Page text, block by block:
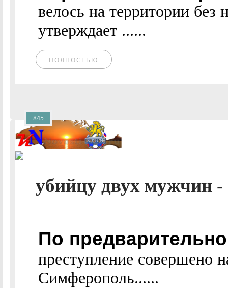
велось на территории
утверждает ......
ПОЛНОСТЬЮ
убийцу двух мужчин
По
преступление совершено
Симферополь......
845